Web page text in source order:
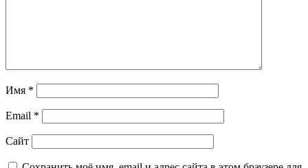
Имя *
Email *
Сайт